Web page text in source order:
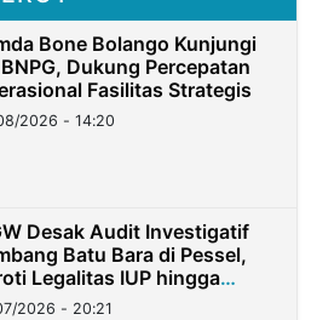
Bone Bolango Kunjungi
Dukung Percepatan
Fasilitas Strategis
2026 - 14:20
Desak Audit Investigatif
Batu Bara di Pessel,
Legalitas IUP hingga
2026 - 20:21